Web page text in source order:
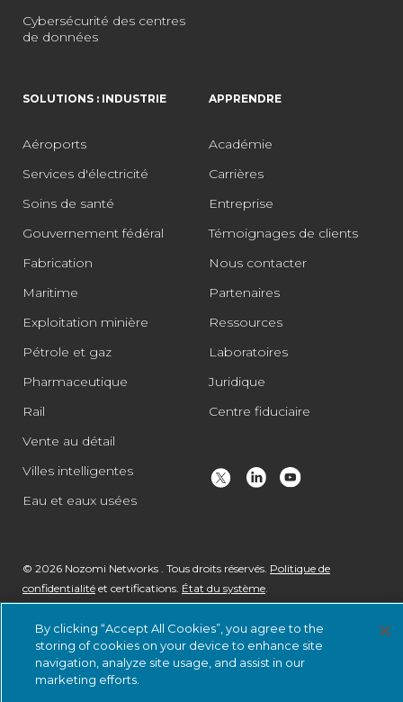
Cybersécurité des centres
de données
SOLUTIONS : INDUSTRIE
Aéroports
Services d'électricité
Soins de santé
Gouvernement fédéral
Fabrication
Maritime
Exploitation minière
Pétrole et gaz
Pharmaceutique
Rail
Vente au détail
Villes intelligentes
Eau et eaux usées
APPRENDRE
Académie
Carrières
Entreprise
Témoignages de clients
Nous contacter
Partenaires
Ressources
Laboratoires
Juridique
Centre fiduciaire
© 2026 Nozomi Networks . Tous droits réservés. Politique de
confidentialité et certifications. État du système
By clicking “Accept All Cookies”, you agree to the
storing of cookies on your device to enhance site
navigation, analyze site usage, and assist in our
marketing efforts.